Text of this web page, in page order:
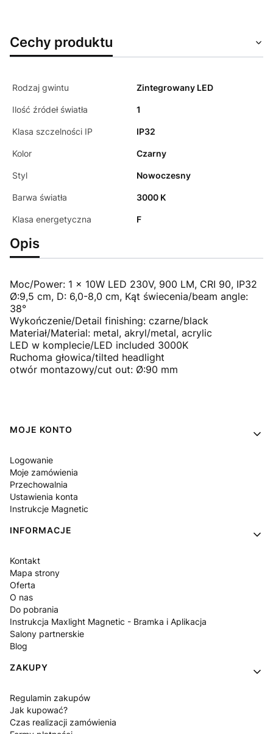
Cechy produktu
Rodzaj gwintu Zintegrowany LED
Ilość źródeł światła 1
Klasa szczelności IP IP32
Kolor Czarny
Styl Nowoczesny
Barwa światła 3000 K
Klasa energetyczna F
Opis
Moc/Power: 1 x 10W LED 230V, 900 LM, CRI 90, IP32
Ø:9,5 cm, D: 6,0-8,0 cm, Kąt świecenia/beam angle:
38°
Wykończenie/Detail finishing: czarne/black
Materiał/Material: metal, akryl/metal, acrylic
LED w komplecie/LED included 3000K
Ruchoma głowica/tilted headlight
otwór montazowy/cut out: Ø:90 mm
Linki w stopce
MOJE KONTO
Logowanie
Moje zamówienia
Przechowalnia
Ustawienia konta
Instrukcje Magnetic
INFORMACJE
Kontakt
Mapa strony
Oferta
O nas
Do pobrania
Instrukcja Maxlight Magnetic - Bramka i Aplikacja
Salony partnerskie
Blog
ZAKUPY
Regulamin zakupów
Jak kupować?
Czas realizacji zamówienia